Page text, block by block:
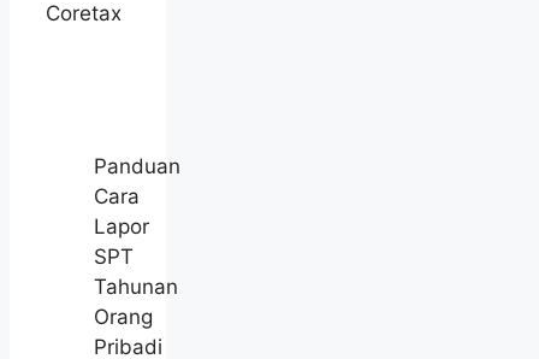
Coretax
Panduan
Cara
Lapor
SPT
Tahunan
Orang
Pribadi